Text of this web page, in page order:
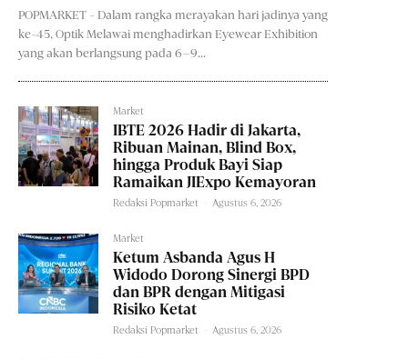
POPMARKET - Dalam rangka merayakan hari jadinya yang
ke-45, Optik Melawai menghadirkan Eyewear Exhibition
yang akan berlangsung pada 6–9...
Market
IBTE 2026 Hadir di Jakarta,
Ribuan Mainan, Blind Box,
hingga Produk Bayi Siap
Ramaikan JIExpo Kemayoran
Redaksi Popmarket Agustus 6, 2026
Market
Ketum Asbanda Agus H
Widodo Dorong Sinergi BPD
dan BPR dengan Mitigasi
Risiko Ketat
Redaksi Popmarket Agustus 6, 2026